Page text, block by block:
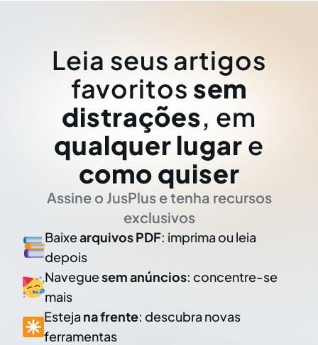
Leia seus artigos
favoritos sem
distrações, em
qualquer lugar e
como quiser
Assine o JusPlus e tenha recursos
exclusivos
Baixearquivos PDF: imprima ou leia
depois
Naveguesem anúncios: concentre-se
mais
Esteja na frente: descubra novas
ferramentas